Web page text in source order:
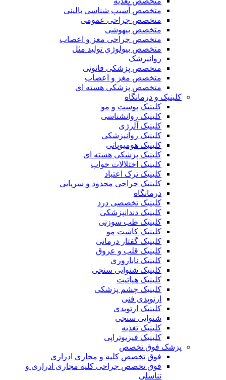
متخصص آسیب شناسی بالینی
متخصص جراحی عمومی
متخصص بیهوشی
متخصص جراحی مغز و اعصاب
متخصص بیولوژی تولید مثل
روانپزشک
متخصص پزشکی قانونی
متخصص مغز و اعصاب
متخصص پزشکی هسته ای
کلینیک و درمانگاه
کلینیک پوست و مو
کلینیک روانشناسی
کلینیک آلرژی
کلینیک روانپزشکی
کلینیک هومیوپاتی
کلینیک پزشکی هسته ای
کلینیک اختلالات خواب
کلینیک ترک اعتیاد
کلینیک جراحی محدود و سرپایی
درمانگاه
کلینیک تخصصی درد
کلینیک دندانپزشکی
کلینیک طب سوزنی
کلینیک کاشت مو
کلینیک گفتار درمانی
کلینیک قلب و عروق
کلینیک ناباروری
کلینیک شنوایی سنجی
کلینیک هپاتیت
کلینیک چشم پزشکی
ارتوپدی فنی
کلینیک ارتوپدی
شنوایی سنجی
کلینیک تغذیه
کلینیک فیزیوتراپی
پزشک فوق تخصص
فوق تخصص کلیه و مجاری ادراری
فوق تخصص جراحی کلیه مجاری ادراری و
تناسلی